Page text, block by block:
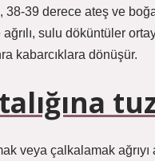
38-39 derece ateş ve
sulu döküntüler
kabarcıklara dönüşür.
veya çalkalamak